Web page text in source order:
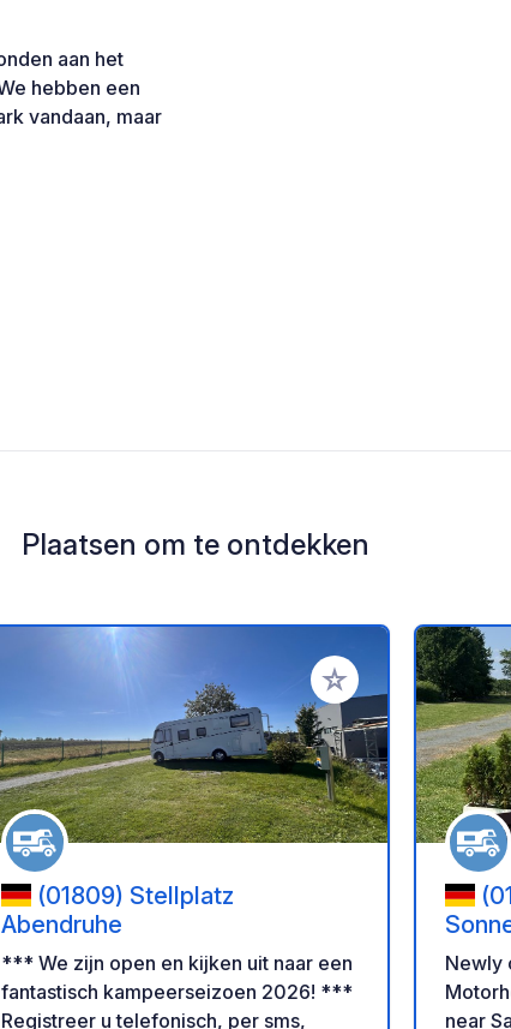
aan het
hebben een
vandaan, maar
Plaatsen om te ontdekken
favorieten Voeg toe aan je
(01809) Stellplatz
Abendruhe
*** We zijn open en kijken uit naar een
fantastisch kampeerseizoen 2026! ***
Registreer u telefonisch, per sms,
Newly
near